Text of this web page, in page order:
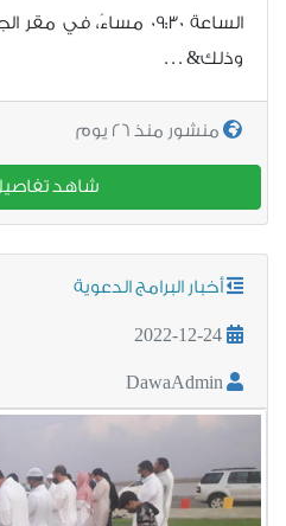
الساعة 09:30 مساءً،
وذلك& . . .
منشور منذ 26 يوم
شاهد
أخبار البرامج الدعوية